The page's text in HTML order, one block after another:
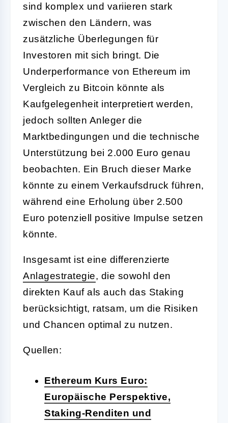
sind komplex und variieren stark
zwischen den Ländern, was
zusätzliche Überlegungen für
Investoren mit sich bringt. Die
Underperformance von Ethereum im
Vergleich zu Bitcoin könnte als
Kaufgelegenheit interpretiert werden,
jedoch sollten Anleger die
Marktbedingungen und die technische
Unterstützung bei 2.000 Euro genau
beobachten. Ein Bruch dieser Marke
könnte zu einem Verkaufsdruck führen,
während eine Erholung über 2.500
Euro potenziell positive Impulse setzen
könnte.
Insgesamt ist eine differenzierte
Anlagestrategie, die sowohl den
direkten Kauf als auch das Staking
berücksichtigt, ratsam, um die Risiken
und Chancen optimal zu nutzen.
Quellen:
Ethereum Kurs Euro:
Europäische Perspektive,
Staking-Renditen und